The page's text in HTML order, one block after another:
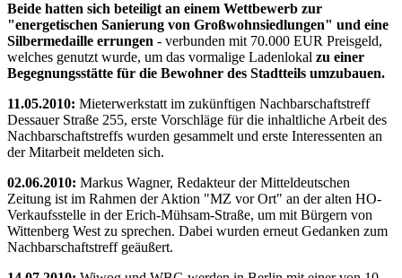
Beide hatten sich beteiligt an einem Wettbewerb zur
"energetischen Sanierung von Großwohnsiedlungen" und eine
Silbermedaille errungen - verbunden mit 70.000 EUR Preisgeld,
welches genutzt wurde, um das vormalige Ladenlokal zu einer
Begegnungsstätte für die Bewohner des Stadtteils umzubauen.
11.05.2010: Mieterwerkstatt im zukünftigen Nachbarschaftstreff
Dessauer Straße 255, erste Vorschläge für die inhaltliche Arbeit des
Nachbarschaftstreffs wurden gesammelt und erste Interessenten an
der Mitarbeit meldeten sich.
02.06.2010: Markus Wagner, Redakteur der Mitteldeutschen
Zeitung ist im Rahmen der Aktion "MZ vor Ort" an der alten HO-
Verkaufsstelle in der Erich-Mühsam-Straße, um mit Bürgern von
Wittenberg West zu sprechen. Dabei wurden erneut Gedanken zum
Nachbarschaftstreff geäußert.